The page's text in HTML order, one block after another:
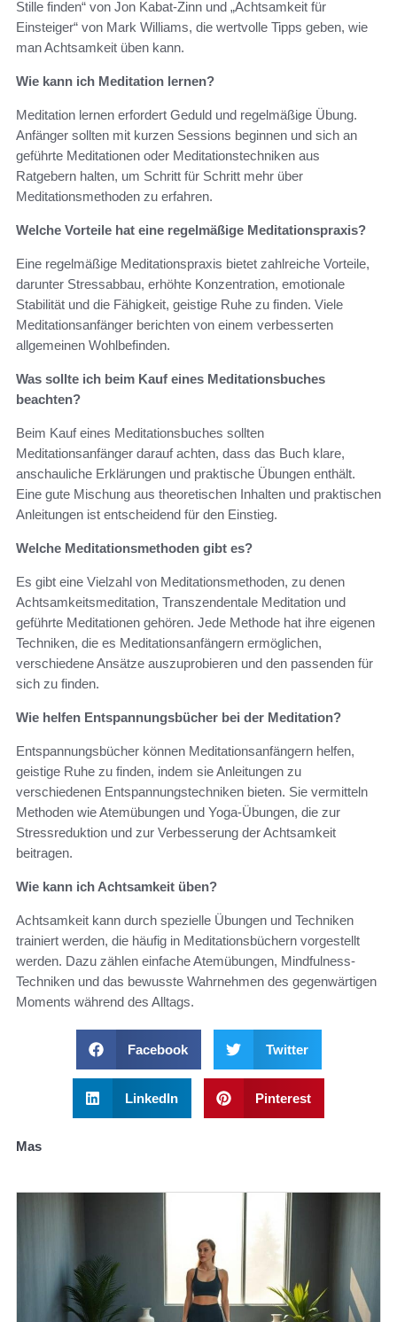
Stille finden“ von Jon Kabat-Zinn und „Achtsamkeit für
Einsteiger“ von Mark Williams, die wertvolle Tipps geben, wie
man Achtsamkeit üben kann.
Wie kann ich Meditation lernen?
Meditation lernen erfordert Geduld und regelmäßige Übung.
Anfänger sollten mit kurzen Sessions beginnen und sich an
geführte Meditationen oder Meditationstechniken aus
Ratgebern halten, um Schritt für Schritt mehr über
Meditationsmethoden zu erfahren.
Welche Vorteile hat eine regelmäßige Meditationspraxis?
Eine regelmäßige Meditationspraxis bietet zahlreiche Vorteile,
darunter Stressabbau, erhöhte Konzentration, emotionale
Stabilität und die Fähigkeit, geistige Ruhe zu finden. Viele
Meditationsanfänger berichten von einem verbesserten
allgemeinen Wohlbefinden.
Was sollte ich beim Kauf eines Meditationsbuches
beachten?
Beim Kauf eines Meditationsbuches sollten
Meditationsanfänger darauf achten, dass das Buch klare,
anschauliche Erklärungen und praktische Übungen enthält.
Eine gute Mischung aus theoretischen Inhalten und praktischen
Anleitungen ist entscheidend für den Einstieg.
Welche Meditationsmethoden gibt es?
Es gibt eine Vielzahl von Meditationsmethoden, zu denen
Achtsamkeitsmeditation, Transzendentale Meditation und
geführte Meditationen gehören. Jede Methode hat ihre eigenen
Techniken, die es Meditationsanfängern ermöglichen,
verschiedene Ansätze auszuprobieren und den passenden für
sich zu finden.
Wie helfen Entspannungsbücher bei der Meditation?
Entspannungsbücher können Meditationsanfängern helfen,
geistige Ruhe zu finden, indem sie Anleitungen zu
verschiedenen Entspannungstechniken bieten. Sie vermitteln
Methoden wie Atemübungen und Yoga-Übungen, die zur
Stressreduktion und zur Verbesserung der Achtsamkeit
beitragen.
Wie kann ich Achtsamkeit üben?
Achtsamkeit kann durch spezielle Übungen und Techniken
trainiert werden, die häufig in Meditationsbüchern vorgestellt
werden. Dazu zählen einfache Atemübungen, Mindfulness-
Techniken und das bewusste Wahrnehmen des gegenwärtigen
Moments während des Alltags.
Facebook Twitter
LinkedIn Pinterest
Mas